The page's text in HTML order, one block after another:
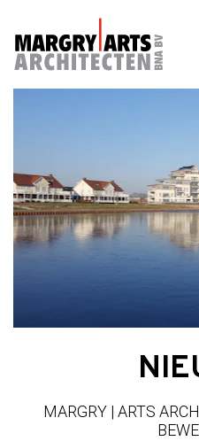
MARGRY | ARTS